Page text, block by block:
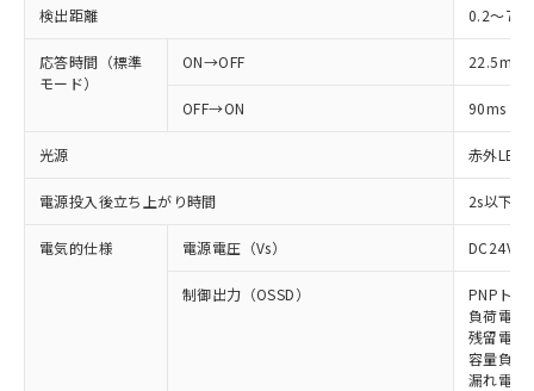
検出距離 0.2～7m
応答時間（標準
モード）
ON→OFF 22.5ms
OFF→ON 90ms
光源 赤外LED
電源投入後立ち上がり時間 2s以下(
電気的仕様 電源電圧（Vs）
制御出力（OSSD）
PNPトラ
負荷電流
残留電圧
容量負荷
漏れ電流